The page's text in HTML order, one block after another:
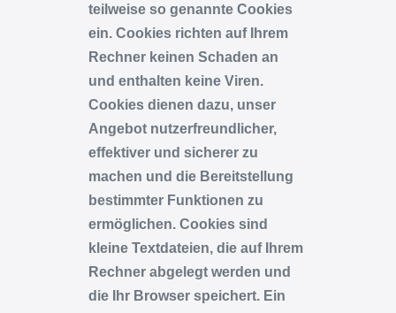
teilweise so genannte Cookies
ein. Cookies richten auf Ihrem
Rechner keinen Schaden an
und enthalten keine Viren.
Cookies dienen dazu, unser
Angebot nutzerfreundlicher,
effektiver und sicherer zu
machen und die Bereitstellung
bestimmter Funktionen zu
ermöglichen. Cookies sind
kleine Textdateien, die auf Ihrem
Rechner abgelegt werden und
die Ihr Browser speichert. Ein